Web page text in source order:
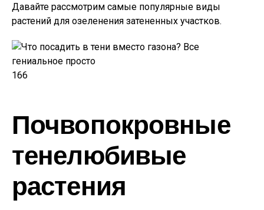
Давайте рассмотрим самые популярные виды
растений для озеленения затененных участков.
166
Почвопокровные
тенелюбивые
растения